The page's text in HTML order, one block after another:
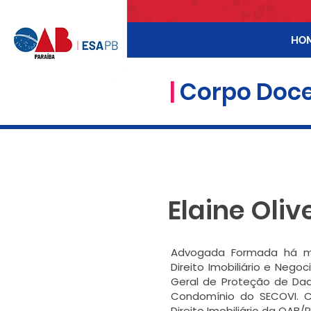
|Corpo
Elaine
Advogada Formada há
Direito Imobiliário e
Geral de Proteção de
Condomínio do